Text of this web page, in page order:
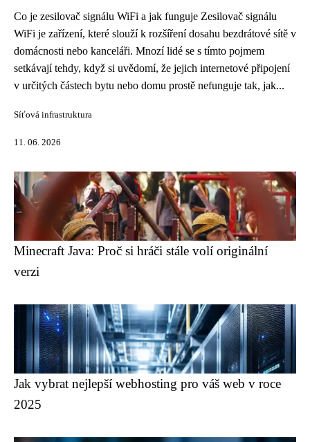
Co je zesilovač signálu WiFi a jak funguje Zesilovač signálu
WiFi je zařízení, které slouží k rozšíření dosahu bezdrátové sítě v
domácnosti nebo kanceláři. Mnozí lidé se s tímto pojmem
setkávají tehdy, když si uvědomí, že jejich internetové připojení
v určitých částech bytu nebo domu prostě nefunguje tak, jak...
Síťová infrastruktura
11. 06. 2026
Minecraft Java: Proč si hráči stále volí originální
verzi
Jak vybrat nejlepší webhosting pro váš web v roce
2025